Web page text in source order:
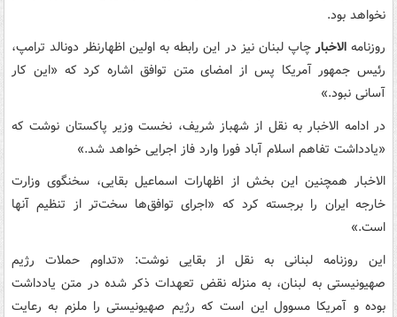
نخواهد بود.
روزنامهالاخبارچاپ لبنان نیز در این رابطه به اولین اظهارنظر دونالد ترامپ،
رئیس جمهور آمریکا پس از امضای متن توافق اشاره کرد که «این کار
آسانی نبود.»
در ادامه الاخبار به نقل از شهباز شریف، نخست وزیر پاکستان نوشت که
«یادداشت تفاهم اسلام آباد فورا وارد فاز اجرایی خواهد شد.»
الاخبار همچنین این بخش از اظهارات اسماعیل بقایی، سخنگوی وزارت
خارجه ایران را برجسته کرد که «اجرای توافق‌ها سخت‌تر از تنظیم آنها
است.»
این روزنامه لبنانی به نقل از بقایی نوشت: «تداوم حملات رژیم
صهیونیستی به لبنان، به منزله نقض تعهدات ذکر شده در متن یادداشت
بوده و آمریکا مسوول این است که رژیم صهیونیستی را ملزم به رعایت